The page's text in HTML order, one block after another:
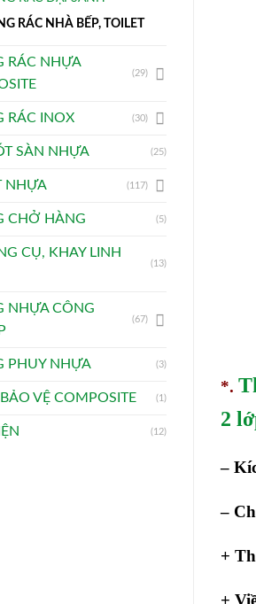
RÁC NHÀ BẾP, TOILET
RÁC NHỰA
(29)
RÁC INOX (30)
SÀN NHỰA (25)
NHỰA (117)
CHỞ HÀNG (5)
CỤ, KHAY LINH
(13)
NHỰA CÔNG
(67)
PHUY NHỰA (3)
VỆ COMPOSITE (1)
(12)
*.
2
–
–
+
+